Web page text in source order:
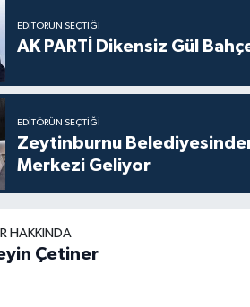
EDITÖRÜN SEÇTIĞI
AK PARTİ Dikensiz Gül
EDITÖRÜN SEÇTIĞI
Zeytinburnu
Merkezi Geliyor
HAKKINDA
Çetiner